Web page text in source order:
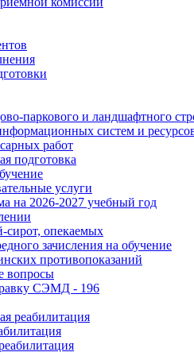
паркового и ландшафтного
систем и
работ
подготовка
услуги
на 2026-2027 учебный год
сирот, опекаемых
зачисления на обучение
противопоказаний
вопросы
СЭМД - 196
реабилитация